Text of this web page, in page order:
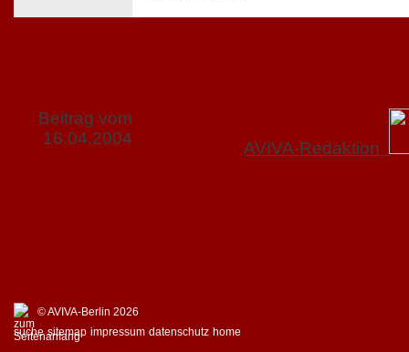
Beitrag vom
16.04.2004
AVIVA-Redaktion
© AVIVA-Berlin 2026
suche sitemap impressum datenschutz home